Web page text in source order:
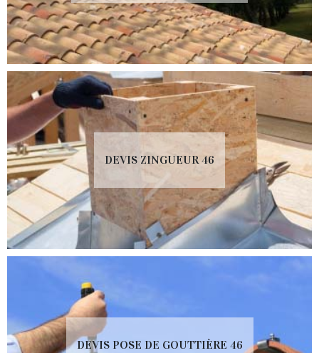
DEVIS ZINGUEUR 46
DEVIS POSE DE GOUTTIÈRE 46